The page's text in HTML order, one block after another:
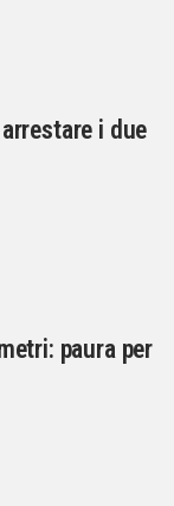
i due
paura per